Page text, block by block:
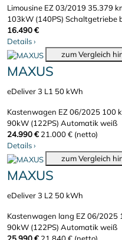
Limousine EZ 03/2019 35.379
103kW (140PS) Schaltgetriebe
16.490 €
Details›
zum Vergleich
MAXUS
eDeliver 3 L1 50 kWh
Kastenwagen EZ 06/2025 100
90kW (122PS) Automatikweiß
24.990 € 21.000 € (netto)
Details›
zum Vergleich
MAXUS
eDeliver 3 L2 50 kWh
Kastenwagen lang EZ 06/2025
90kW (122PS) Automatikweiß